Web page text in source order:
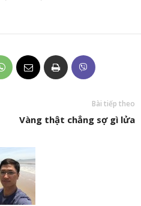
Bài tiếp theo
Vàng thật chẳng sợ gì lửa